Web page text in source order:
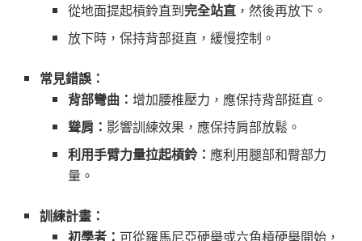
從地面提起槓鈴直到完全站直，然後再放下。
放下時，保持背部挺直，緩慢控制。
常見錯誤：
背部彎曲： 增加腰椎壓力，應保持背部挺直。
聳肩： 影響訓練效果，應保持肩部放鬆。
利用手臂力量拉起槓鈴： 應利用腿部和臀部力
量。
訓練計畫：
初學者： 可從羅馬尼亞硬舉或六角槓硬舉開始，